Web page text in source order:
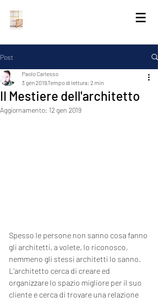
Post
Il Mestiere dell'architetto
Paolo Carlesso
3 gen 2019Tempo di lettura: 2 min
Aggiornamento: 12 gen 2019
Spesso le persone non sanno cosa fanno
gli architetti, a volete, lo riconosco,
nemmeno gli stessi architetti lo sanno.
L'architetto cerca di creare ed
organizzare lo spazio migliore per il suo
cliente e cerca di trovare una relazione